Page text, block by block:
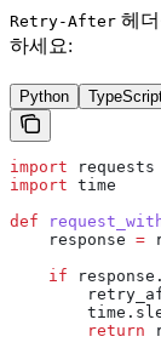
Retry-After 헤
하세요:
Python
import requests
import time
def
    response
=
    if
        return